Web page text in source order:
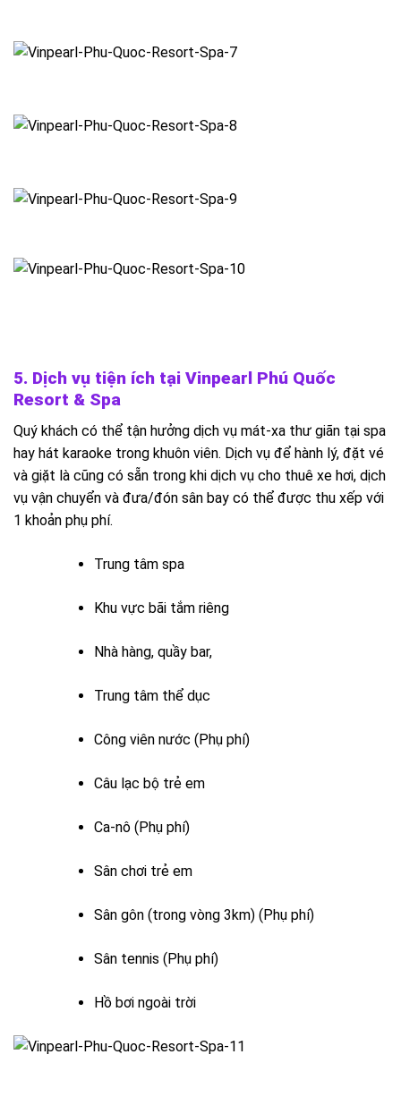
5. Dịch vụ tiện ích tại Vinpearl Phú Quốc
Resort & Spa
Quý khách có thể tận hưởng dịch vụ mát-xa thư giãn tại spa
hay hát karaoke trong khuôn viên. Dịch vụ để hành lý, đặt vé
và giặt là cũng có sẵn trong khi dịch vụ cho thuê xe hơi, dịch
vụ vận chuyển và đưa/đón sân bay có thể được thu xếp với
1 khoản phụ phí.
Trung tâm spa
Khu vực bãi tắm riêng
Nhà hàng, quầy bar,
Trung tâm thể dục
Công viên nước (Phụ phí)
Câu lạc bộ trẻ em
Ca-nô (Phụ phí)
Sân chơi trẻ em
Sân gôn (trong vòng 3km) (Phụ phí)
Sân tennis (Phụ phí)
Hồ bơi ngoài trời